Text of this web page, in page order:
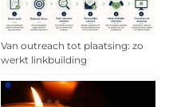
Van outreach tot plaatsing: zo
werkt linkbuilding